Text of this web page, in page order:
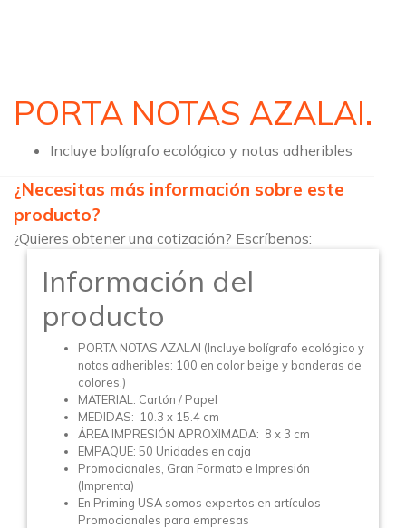
PORTA NOTAS AZALAI.
Incluye bolígrafo ecológico y notas adheribles
¿Necesitas más información sobre este
producto?
¿Quieres obtener una cotización? Escríbenos:
Información del
producto
PORTA NOTAS AZALAI (Incluye bolígrafo ecológico y
notas adheribles: 100 en color beige y banderas de
colores.)
MATERIAL: Cartón / Papel
MEDIDAS: 10.3 x 15.4 cm
ÁREA IMPRESIÓN APROXIMADA: 8 x 3 cm
EMPAQUE: 50 Unidades en caja
Promocionales, Gran Formato e Impresión
(Imprenta)
En Priming USA somos expertos en artículos
Promocionales para empresas